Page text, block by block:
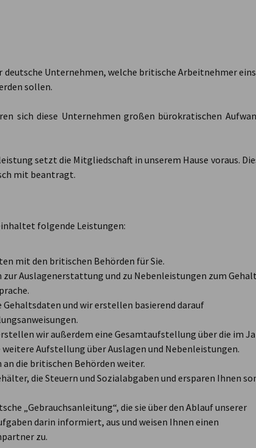
Unternehmen, welche britische Arbeitnehmer
sollen.
sich diese Unternehmen großen bürokratischen
setzt die Mitgliedschaft in unserem Hause voraus.
mit beantragt.
folgende Leistungen:
mit den britischen Behörden für Sie.
Auslagenerstattung und zu Nebenleistungen zum Gehalt
Gehaltsdaten und wir erstellen basierend darauf
wir außerdem eine Gesamtaufstellung über die im
Aufstellung über Auslagen und Nebenleistungen.
die britischen Behörden weiter.
die Steuern und Sozialabgaben und ersparen Ihnen
„Gebrauchsanleitung“, die sie über den Ablauf unserer
darin informiert, aus und weisen Ihnen einen
zu.